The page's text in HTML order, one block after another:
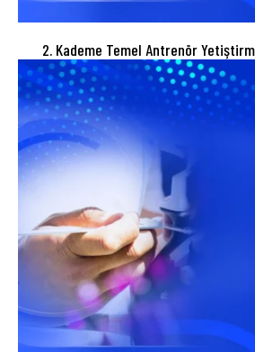
2. Kademe Temel Antrenör